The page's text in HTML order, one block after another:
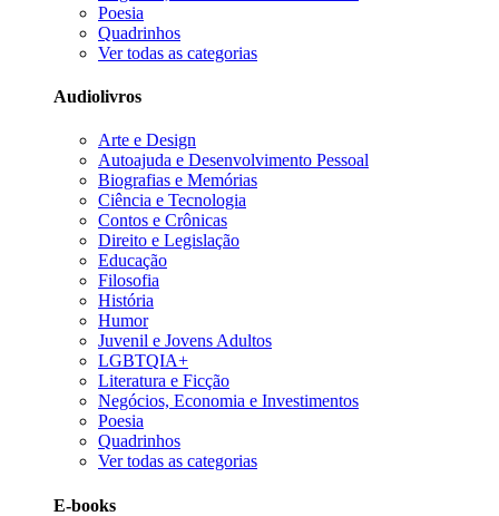
Poesia
Quadrinhos
Ver todas as categorias
Audiolivros
Arte e Design
Autoajuda e Desenvolvimento Pessoal
Biografias e Memórias
Ciência e Tecnologia
Contos e Crônicas
Direito e Legislação
Educação
Filosofia
História
Humor
Juvenil e Jovens Adultos
LGBTQIA+
Literatura e Ficção
Negócios, Economia e Investimentos
Poesia
Quadrinhos
Ver todas as categorias
E-books